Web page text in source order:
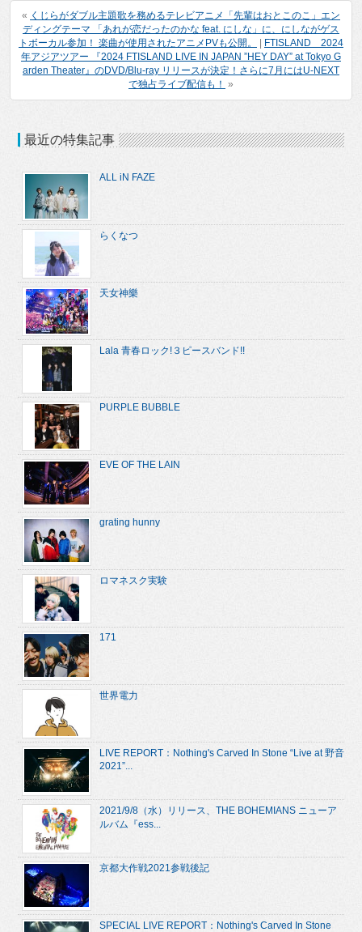
« くじらがダブル主題歌を務めるテレビアニメ「先輩はおとこのこ」エン
ディングテーマ 「あれが恋だったのかな feat. にしな」に、にしながゲス
トボーカル参加！ 楽曲が使用されたアニメPVも公開。
FTISLAND 2024
年アジアツアー 『2024 FTISLAND LIVE IN JAPAN ”HEY DAY” at Tokyo G
arden Theater』のDVD/Blu-ray リリースが決定！さらに7月にはU-NEXT
で独占ライブ配信も！ »
最近の特集記事
ALL iN FAZE
らくなつ
天女神樂
Lala 青春ロック!３ピースバンド!!
PURPLE BUBBLE
EVE OF THE LAIN
grating hunny
ロマネスク実験
171
世界電力
LIVE REPORT：Nothing's Carved In Stone “Live at 野音
2021”...
2021/9/8（水）リリース、THE BOHEMIANS ニューア
ルバム『ess...
京都大作戦2021参戦後記
SPECIAL LIVE REPORT：Nothing's Carved In Stone